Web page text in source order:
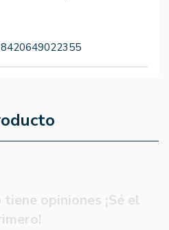
8420649022355
opiniones ¡Sé el